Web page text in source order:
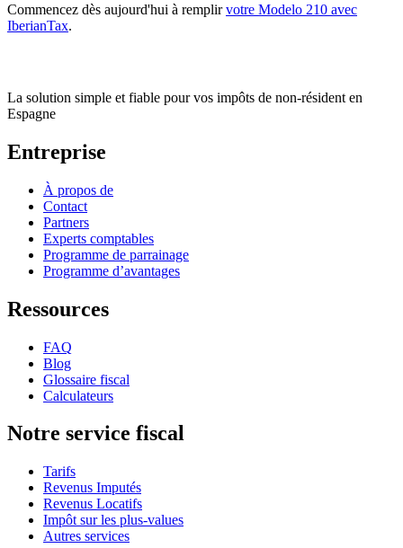
Commencez dès aujourd'hui à remplirvotre Modelo 210 avec
IberianTax.
La solution simple et fiable pour vos impôts de non-résident en
Espagne
Entreprise
À propos de
Contact
Partners
Experts comptables
Programme de parrainage
Programme d’avantages
Ressources
FAQ
Blog
Glossaire fiscal
Calculateurs
Notre service fiscal
Tarifs
Revenus Imputés
Revenus Locatifs
Impôt sur les plus-values
Autres services